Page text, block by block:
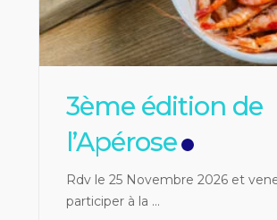
3ème édition de
l’Apérose
Rdv le 25 Novembre 2026 et
participer à la ...